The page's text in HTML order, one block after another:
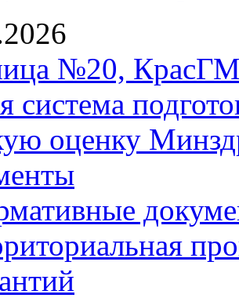
№20,
система
оценку